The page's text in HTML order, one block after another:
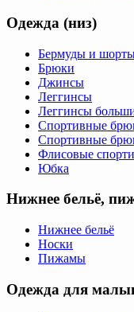
Одежда (низ)
Бермуды и
Брюки
Джинсы
Леггинсы
Леггинсы
Спортивные
Спортивные
Флисовые
Юбка
Нижнее бельё,
Нижнее бельё
Носки
Пижамы
Одежда для